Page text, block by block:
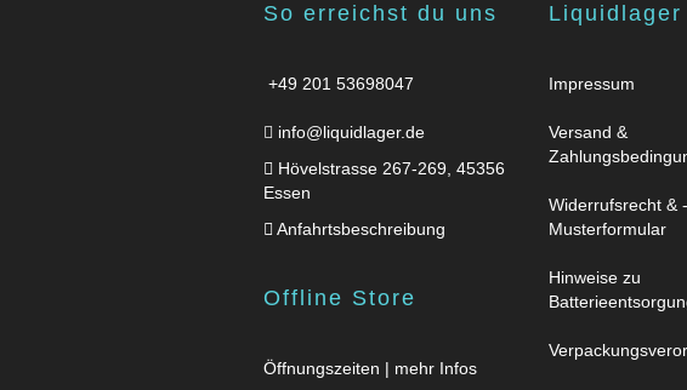
So erreichst du uns
+49 201 53698047
info@liquidlager.de
Hövelstrasse 267-269, 45356
Essen
Anfahrtsbeschreibung
Offline Store
Öffnungszeiten | mehr Infos
Liquidlager
Impressum
Versand &
Widerrufsrecht & -
Musterformular
Hinweise zu